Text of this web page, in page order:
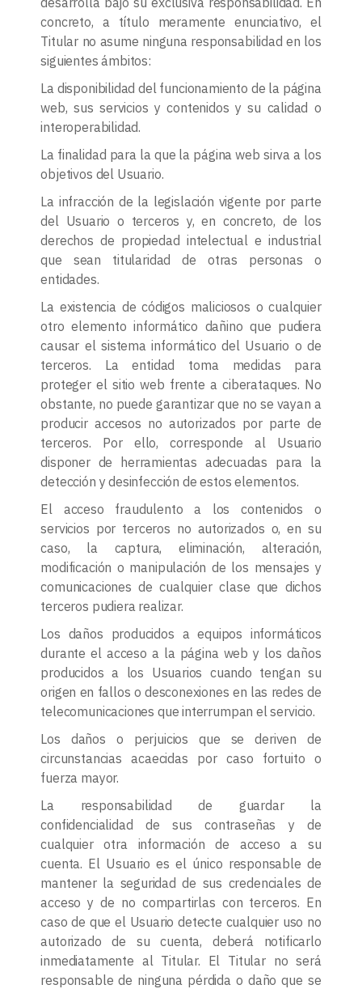
concreto, a título meramente enunciativo, el
Titular no asume ninguna responsabilidad en los
siguientes ámbitos:
La disponibilidad del funcionamiento de la página
web, sus servicios y contenidos y su calidad o
interoperabilidad.
La finalidad para la que la página web sirva a los
objetivos del Usuario.
La infracción de la legislación vigente por parte
del Usuario o terceros y, en concreto, de los
derechos de propiedad intelectual e industrial
que sean titularidad de otras personas o
entidades.
La existencia de códigos maliciosos o cualquier
otro elemento informático dañino que pudiera
causar el sistema informático del Usuario o de
terceros. La entidad toma medidas para
proteger el sitio web frente a ciberataques. No
obstante, no puede garantizar que no se vayan a
producir accesos no autorizados por parte de
terceros. Por ello, corresponde al Usuario
disponer de herramientas adecuadas para la
detección y desinfección de estos elementos.
El acceso fraudulento a los contenidos o
servicios por terceros no autorizados o, en su
caso, la captura, eliminación, alteración,
modificación o manipulación de los mensajes y
comunicaciones de cualquier clase que dichos
terceros pudiera realizar.
Los daños producidos a equipos informáticos
durante el acceso a la página web y los daños
producidos a los Usuarios cuando tengan su
origen en fallos o desconexiones en las redes de
telecomunicaciones que interrumpan el servicio.
Los daños o perjuicios que se deriven de
circunstancias acaecidas por caso fortuito o
fuerza mayor.
La responsabilidad de guardar la
confidencialidad de sus contraseñas y de
cualquier otra información de acceso a su
cuenta. El Usuario es el único responsable de
mantener la seguridad de sus credenciales de
acceso y de no compartirlas con terceros. En
caso de que el Usuario detecte cualquier uso no
autorizado de su cuenta, deberá notificarlo
inmediatamente al Titular. El Titular no será
responsable de ninguna pérdida o daño que se